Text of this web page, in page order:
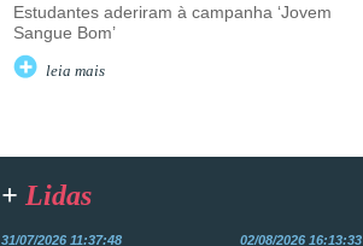
Estudantes aderiram à campanha ‘Jovem
Sangue Bom’
leia mais
+ Lidas
31/07/2026 11:37:48 02/08/2026 16:13:33